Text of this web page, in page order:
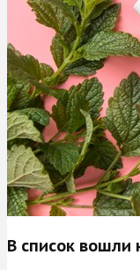
В список вошли